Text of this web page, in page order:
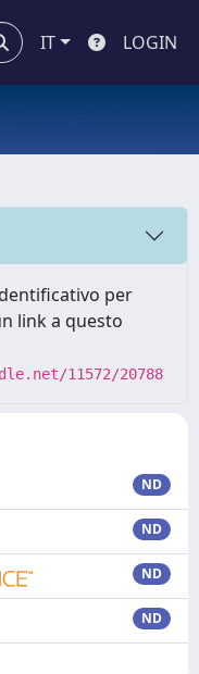
IT LOGIN
per
link a questo
11572/20788
ND
ND
ND
ND